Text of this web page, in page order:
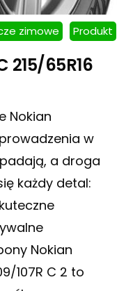
zimowe Produkt
215/65R16
Nokian
w
a droga
każdy detal:
Nokian
107R C 2 to